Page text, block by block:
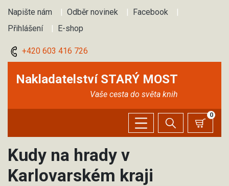
Napište nám | Odběr novinek | Facebook
|
Přihlášení
| E-shop
+420 603 416 726
Nakladatelství STARÝ MOST
Vaše cesta do světa knih
0
Kudy na hrady v
Karlovarském kraji